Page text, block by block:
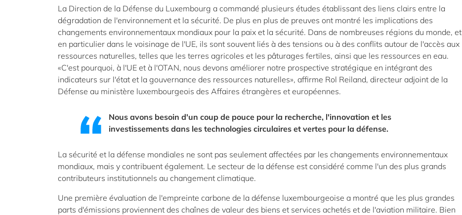
La Direction de la Défense du Luxembourg a commandé plusieurs études établissant des liens clairs entre la
dégradation de l'environnement et la sécurité. De plus en plus de preuves ont montré les implications des
changements environnementaux mondiaux pour la paix et la sécurité. Dans de nombreuses régions du monde, et
en particulier dans le voisinage de l'UE, ils sont souvent liés à des tensions ou à des conflits autour de l'accès aux
ressources naturelles, telles que les terres agricoles et les pâturages fertiles, ainsi que les ressources en eau.
«C'est pourquoi, à l'UE et à l'OTAN, nous devons améliorer notre prospective stratégique en intégrant des
indicateurs sur l'état et la gouvernance des ressources naturelles», affirme Rol Reiland, directeur adjoint de la
Défense au ministère luxembourgeois des Affaires étrangères et européennes.
Nous avons besoin d'un coup de pouce pour la recherche, l'innovation et les
investissements dans les technologies circulaires et vertes pour la défense.
La sécurité et la défense mondiales ne sont pas seulement affectées par les changements environnementaux
mondiaux, mais y contribuent également. Le secteur de la défense est considéré comme l'un des plus grands
contributeurs institutionnels au changement climatique.
Une première évaluation de l'empreinte carbone de la défense luxembourgeoise a montré que les plus grandes
parts d'émissions proviennent des chaînes de valeur des biens et services achetés et de l'aviation militaire. Bien